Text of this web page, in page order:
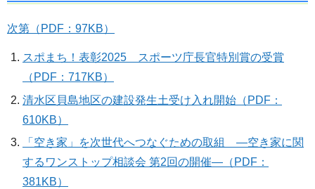
次第（PDF：97KB）
スポまち！表彰2025 スポーツ庁長官特別賞の受賞
（PDF：717KB）
清水区貝島地区の建設発生土受け入れ開始（PDF：
610KB）
「空き家」を次世代へつなぐための取組 ―空き家に関
するワンストップ相談会 第2回の開催―（PDF：
381KB）